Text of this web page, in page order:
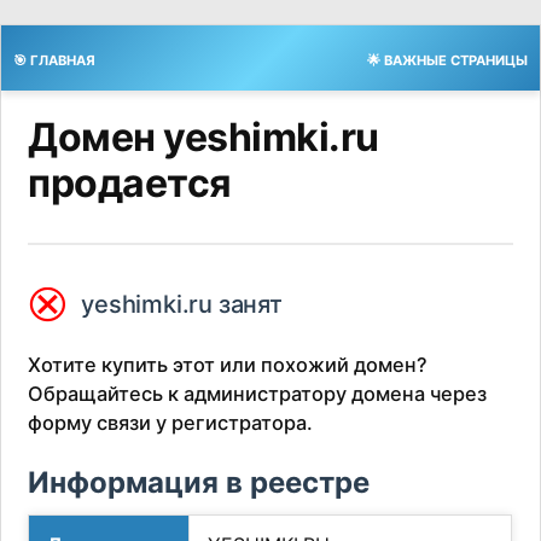
🎯 ГЛАВНАЯ 🌟 ВАЖНЫЕ СТРАНИЦЫ
Домен yeshimki.ru
продается
⮿ yeshimki.ru занят
Хотите купить этот или похожий домен?
Обращайтесь к администратору домена через
форму связи у регистратора.
Информация в реестре